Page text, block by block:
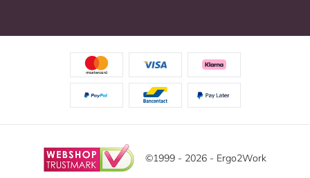
©1999 - 2026 - Ergo2Work